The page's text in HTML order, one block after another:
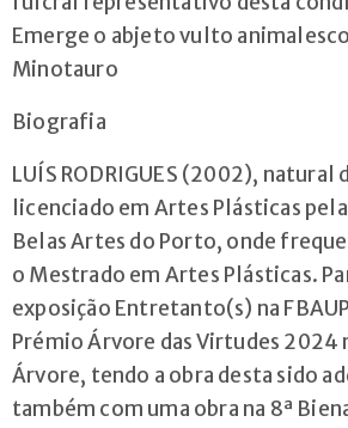
Emerge o abjeto vulto
Minotauro
Biografia
LUÍS RODRIGUES (2002), natural
licenciado em Artes Plásticas
Belas Artes do Porto, onde
o Mestrado em Artes Plásticas.
exposição Entretanto(s) na
Prémio Árvore das Virtudes 2024
Árvore, tendo a obra desta sido
também com uma obra na 8ª